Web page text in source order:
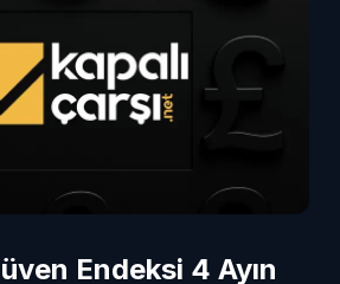
Endeksi 4 Ayın